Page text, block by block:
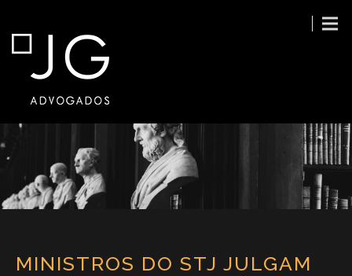
MINISTROS DO STJ JULGAM